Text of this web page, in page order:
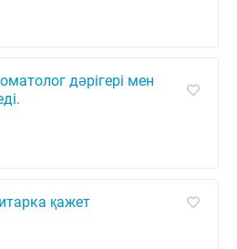
дәрігері мен
қажет